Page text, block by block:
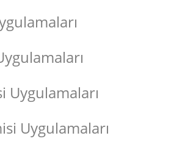
Uygulamaları